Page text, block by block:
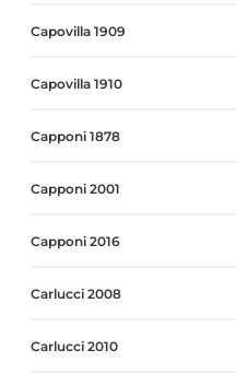
Capovilla 1909
Capovilla 1910
Capponi 1878
Capponi 2001
Capponi 2016
Carlucci 2008
Carlucci 2010